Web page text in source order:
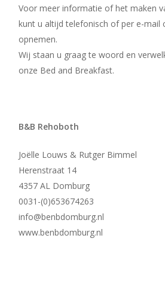
Voor meer informatie of het maken
kunt u altijd telefonisch of per e-mail
opnemen.
Wij staan u graag te woord en
onze Bed and Breakfast.
B&B Rehoboth
Joëlle Louws & Rutger Bimmel
Herenstraat 14
4357 AL Domburg
0031-(0)653674263
info@benbdomburg.nl
www.benbdomburg.nl